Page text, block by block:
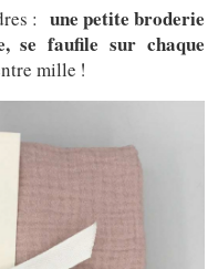
: une petite broderie
se faufile sur chaque
mille !